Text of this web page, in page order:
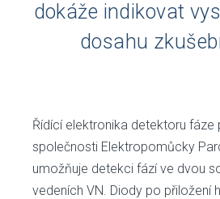
dokáže indikovat
dosahu
Řídící elektronika detektoru
společnosti Elektropomůcky
umožňuje detekci fází ve dvou
vedeních VN. Diody po přiložení